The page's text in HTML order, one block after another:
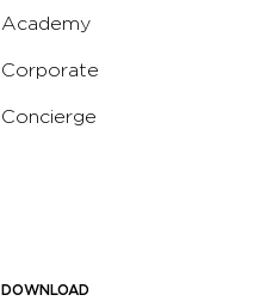
Academy
Corporate
Concierge
DOWNLOAD